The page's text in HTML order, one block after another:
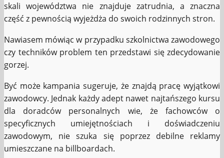
skali województwa nie znajduje zatrudnia, a znaczna
część z pewnością wyjeżdża do swoich rodzinnych stron.
Nawiasem mówiąc w przypadku szkolnictwa zawodowego
czy techników problem ten przedstawi się zdecydowanie
gorzej.
Być może kampania sugeruje, że znajdą pracę wyjątkowi
zawodowcy. Jednak każdy adept nawet najtańszego kursu
dla doradców personalnych wie, że fachowców o
specyficznych umiejętnościach i doświadczeniu
zawodowym, nie szuka się poprzez debilne reklamy
umieszczane na billboardach.